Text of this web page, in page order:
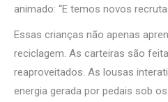
animado: “E temos novos
Essas crianças não apenas
reciclagem. As carteiras são
reaproveitados. As lousas
energia gerada por pedais sob